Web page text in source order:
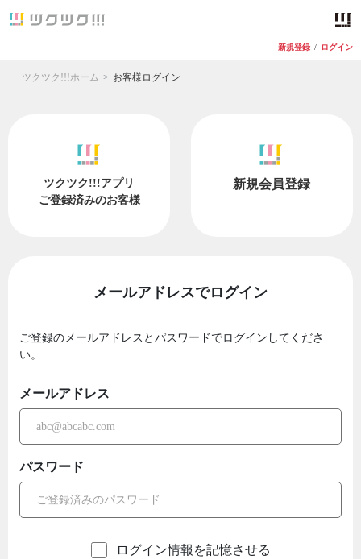
新規登録 / ログイン
ツクツク!!!ホーム お客様ログイン
ツクツク!!!アプリ
ご登録済みのお客様
新規会員登録
メールアドレスでログイン
ご登録のメールアドレスとパスワードでログインしてくださ
い。
メールアドレス
パスワード
ログイン情報を記憶させる